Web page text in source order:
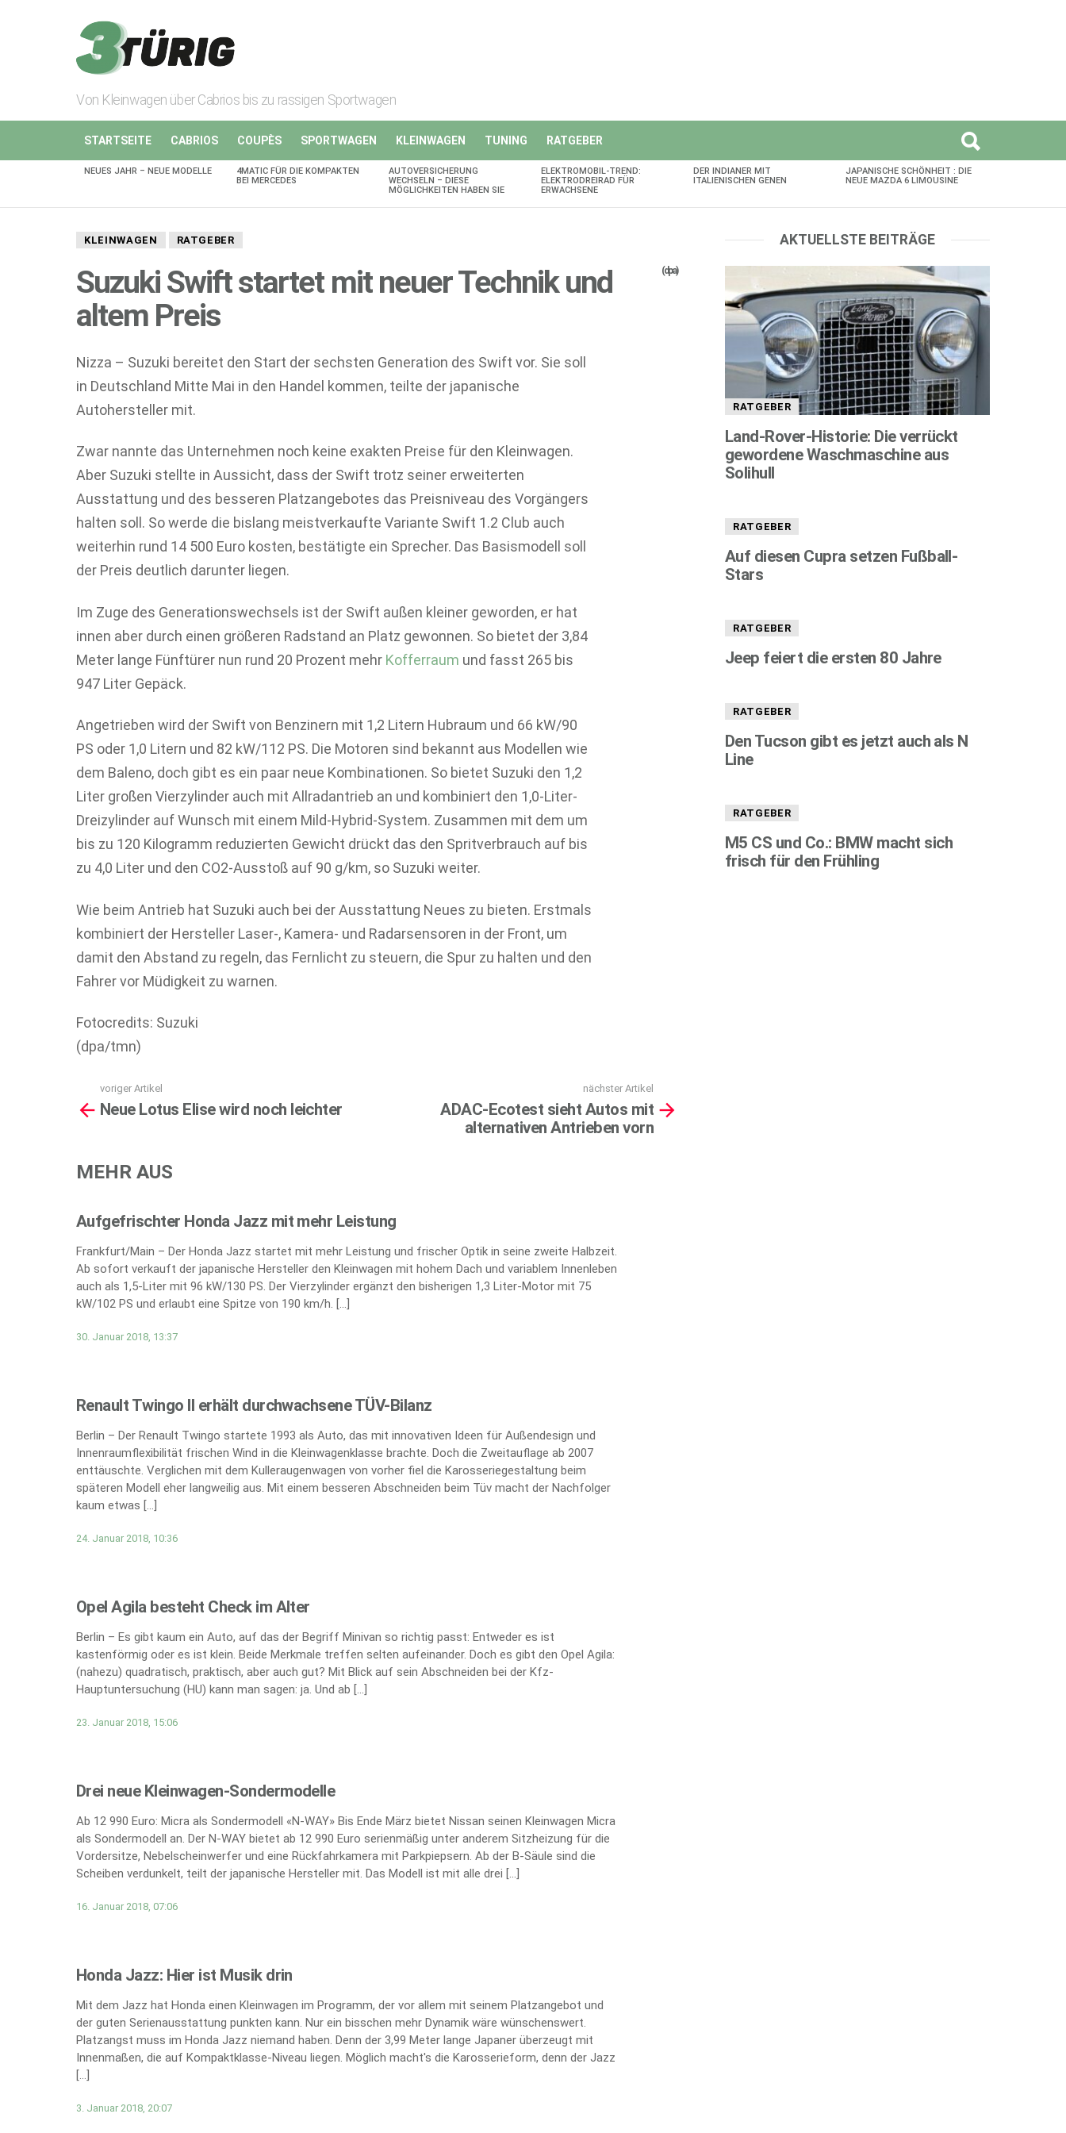
Von Kleinwagen über Cabrios bis zu rassigen Sportwagen
STARTSEITE CABRIOS COUPÈS SPORTWAGEN KLEINWAGEN TUNING RATGEBER
AKTUELLES
NEUES JAHR – NEUE MODELLE
4MATIC FÜR DIE KOMPAKTEN
BEI MERCEDES
AUTOVERSICHERUNG
WECHSELN – DIESE
MÖGLICHKEITEN HABEN SIE
ELEKTROMOBIL-TREND:
ELEKTRODREIRAD FÜR
ERWACHSENE
DER INDIANER MIT
ITALIENISCHEN GENEN
JAPANISCHE SCHÖNHEIT : DIE
NEUE MAZDA 6 LIMOUSINE
KLEINWAGEN RATGEBER
Suzuki Swift startet mit neuer Technik und
altem Preis
(dpa)
Nizza – Suzuki bereitet den Start der sechsten Generation des Swift vor. Sie soll
in Deutschland Mitte Mai in den Handel kommen, teilte der japanische
Autohersteller mit.
Zwar nannte das Unternehmen noch keine exakten Preise für den Kleinwagen.
Aber Suzuki stellte in Aussicht, dass der Swift trotz seiner erweiterten
Ausstattung und des besseren Platzangebotes das Preisniveau des Vorgängers
halten soll. So werde die bislang meistverkaufte Variante Swift 1.2 Club auch
weiterhin rund 14 500 Euro kosten, bestätigte ein Sprecher. Das Basismodell soll
der Preis deutlich darunter liegen.
Im Zuge des Generationswechsels ist der Swift außen kleiner geworden, er hat
innen aber durch einen größeren Radstand an Platz gewonnen. So bietet der 3,84
Meter lange Fünftürer nun rund 20 Prozent mehr Kofferraum und fasst 265 bis
947 Liter Gepäck.
Angetrieben wird der Swift von Benzinern mit 1,2 Litern Hubraum und 66 kW/90
PS oder 1,0 Litern und 82 kW/112 PS. Die Motoren sind bekannt aus Modellen wie
dem Baleno, doch gibt es ein paar neue Kombinationen. So bietet Suzuki den 1,2
Liter großen Vierzylinder auch mit Allradantrieb an und kombiniert den 1,0-Liter-
Dreizylinder auf Wunsch mit einem Mild-Hybrid-System. Zusammen mit dem um
bis zu 120 Kilogramm reduzierten Gewicht drückt das den Spritverbrauch auf bis
zu 4,0 Liter und den CO2-Ausstoß auf 90 g/km, so Suzuki weiter.
Wie beim Antrieb hat Suzuki auch bei der Ausstattung Neues zu bieten. Erstmals
kombiniert der Hersteller Laser-, Kamera- und Radarsensoren in der Front, um
damit den Abstand zu regeln, das Fernlicht zu steuern, die Spur zu halten und den
Fahrer vor Müdigkeit zu warnen.
Fotocredits: Suzuki
(dpa/tmn)
more
voriger Artikel
Neue Lotus Elise wird noch leichter
nächster Artikel
ADAC-Ecotest sieht Autos mit
alternativen Antrieben vorn
MEHR AUS
Aufgefrischter Honda Jazz mit mehr Leistung
Frankfurt/Main – Der Honda Jazz startet mit mehr Leistung und frischer Optik in seine zweite Halbzeit.
Ab sofort verkauft der japanische Hersteller den Kleinwagen mit hohem Dach und variablem Innenleben
auch als 1,5-Liter mit 96 kW/130 PS. Der Vierzylinder ergänzt den bisherigen 1,3 Liter-Motor mit 75
kW/102 PS und erlaubt eine Spitze von 190 km/h. […]
30. Januar 2018, 13:37
Renault Twingo II erhält durchwachsene TÜV-Bilanz
Berlin – Der Renault Twingo startete 1993 als Auto, das mit innovativen Ideen für Außendesign und
Innenraumflexibilität frischen Wind in die Kleinwagenklasse brachte. Doch die Zweitauflage ab 2007
enttäuschte. Verglichen mit dem Kulleraugenwagen von vorher fiel die Karosseriegestaltung beim
späteren Modell eher langweilig aus. Mit einem besseren Abschneiden beim Tüv macht der Nachfolger
kaum etwas […]
24. Januar 2018, 10:36
Opel Agila besteht Check im Alter
Berlin – Es gibt kaum ein Auto, auf das der Begriff Minivan so richtig passt: Entweder es ist
kastenförmig oder es ist klein. Beide Merkmale treffen selten aufeinander. Doch es gibt den Opel Agila:
(nahezu) quadratisch, praktisch, aber auch gut? Mit Blick auf sein Abschneiden bei der Kfz-
Hauptuntersuchung (HU) kann man sagen: ja. Und ab […]
23. Januar 2018, 15:06
Drei neue Kleinwagen-Sondermodelle
Ab 12 990 Euro: Micra als Sondermodell «N-WAY» Bis Ende März bietet Nissan seinen Kleinwagen Micra
als Sondermodell an. Der N-WAY bietet ab 12 990 Euro serienmäßig unter anderem Sitzheizung für die
Vordersitze, Nebelscheinwerfer und eine Rückfahrkamera mit Parkpiepsern. Ab der B-Säule sind die
Scheiben verdunkelt, teilt der japanische Hersteller mit. Das Modell ist mit alle drei […]
16. Januar 2018, 07:06
Honda Jazz: Hier ist Musik drin
Mit dem Jazz hat Honda einen Kleinwagen im Programm, der vor allem mit seinem Platzangebot und
der guten Serienausstattung punkten kann. Nur ein bisschen mehr Dynamik wäre wünschenswert.
Platzangst muss im Honda Jazz niemand haben. Denn der 3,99 Meter lange Japaner überzeugt mit
Innenmaßen, die auf Kompaktklasse-Niveau liegen. Möglich macht's die Karosserieform, denn der Jazz
[…]
3. Januar 2018, 20:07
AKTUELLSTE BEITRÄGE
RATGEBER
Land-Rover-Historie: Die verrückt
gewordene Waschmaschine aus
Solihull
RATGEBER
Auf diesen Cupra setzen Fußball-
Stars
RATGEBER
Jeep feiert die ersten 80 Jahre
RATGEBER
Den Tucson gibt es jetzt auch als N
Line
RATGEBER
M5 CS und Co.: BMW macht sich
frisch für den Frühling